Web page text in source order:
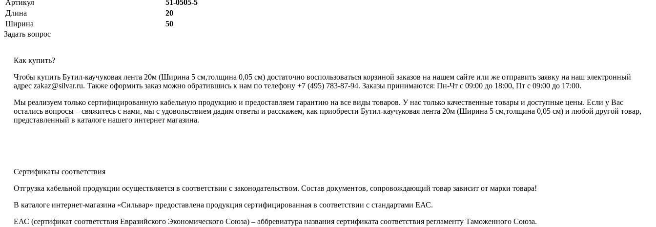
Артикул
51-0505-5
Длина
20
Ширина
50
Задать вопрос
Как купить?
Чтобы купить Бутил-каучуковая лента 20м (Ширина 5 см,толщина 0,05 см) достаточно воспользоваться корзиной заказов на нашем сайте или же отправить заявку на наш электронный
адрес zakaz@silvar.ru. Также оформить заказ можно обратившись к нам по телефону +7 (495) 783-87-94. Заказы принимаются: Пн-Чт с 09:00 до 18:00, Пт с 09:00 до 17:00.
Мы реализуем только сертифицированную кабельную продукцию и предоставляем гарантию на все виды товаров. У нас только качественные товары и доступные цены. Если у Вас
остались вопросы – свяжитесь с нами, мы с удовольствием дадим ответы и расскажем, как приобрести Бутил-каучуковая лента 20м (Ширина 5 см,толщина 0,05 см) и любой другой товар,
представленный в каталоге нашего интернет магазина.
Сертификаты соответствия
Отгрузка кабельной продукции осуществляется в соответствии с законодательством. Состав документов, сопровождающий товар зависит от марки товара!
В каталоге интернет-магазина «Сильвар» предоставлена продукция сертифицированная в соответствии с стандартами ЕАС.
ЕАС (сертификат соответствия Евразийского Экономического Союза) – аббревиатура названия сертификата соответствия регламенту Таможенного Союза.